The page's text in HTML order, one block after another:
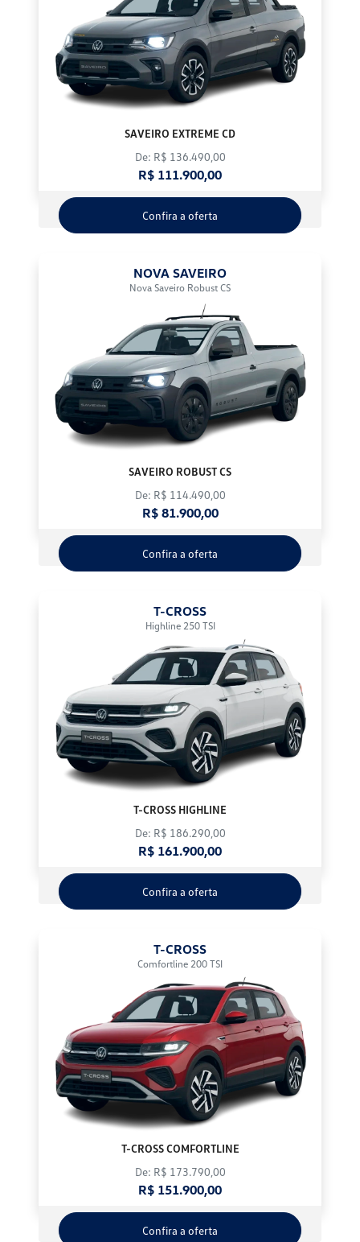
SAVEIRO EXTREME CD
De: R$ 136.490,00
R$ 111.900,00
Confira a oferta
NOVA SAVEIRO
Nova Saveiro Robust CS
SAVEIRO ROBUST CS
De: R$ 114.490,00
R$ 81.900,00
Confira a oferta
T-CROSS
Highline 250 TSI
T-CROSS HIGHLINE
De: R$ 186.290,00
R$ 161.900,00
Confira a oferta
T-CROSS
Comfortline 200 TSI
T-CROSS COMFORTLINE
De: R$ 173.790,00
R$ 151.900,00
Confira a oferta